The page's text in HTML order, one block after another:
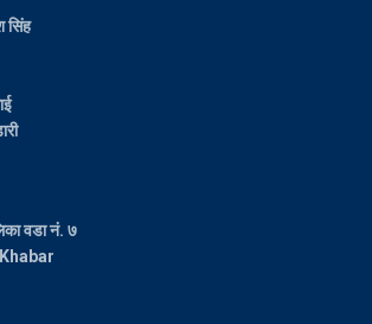
सिंह
वडा नं. ७